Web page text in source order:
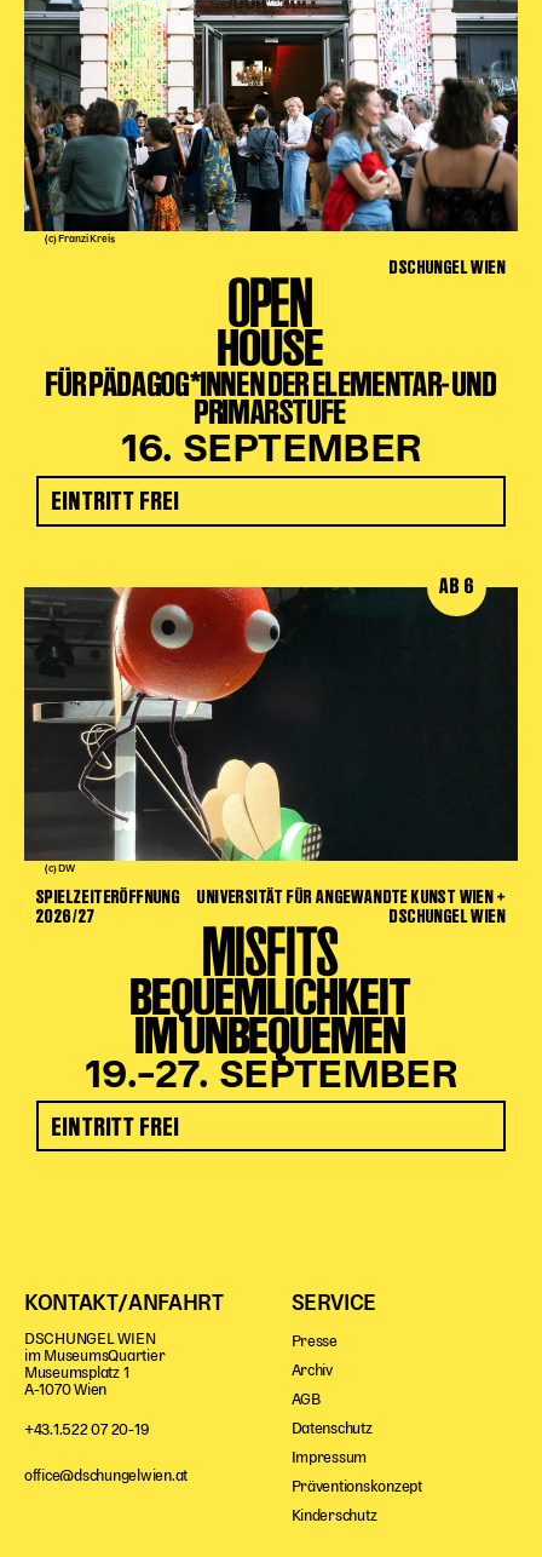
(c) Franzi Kreis
DSCHUNGEL WIEN
OPEN
HOUSE
FÜR PÄDAGOG*INNEN DER ELEMENTAR- UND
PRIMARSTUFE
16. SEPTEMBER
EINTRITT FREI
(c) DW
AB 6
SPIELZEITERÖFFNUNG
2026/27
UNIVERSITÄT FÜR ANGEWANDTE KUNST WIEN +
DSCHUNGEL WIEN
MISFITS
BEQUEMLICHKEIT
IM UNBEQUEMEN
19.–27. SEPTEMBER
EINTRITT FREI
KONTAKT/ANFAHRT
DSCHUNGEL WIEN
im MuseumsQuartier
Museumsplatz 1
A-1070 Wien
+43.1.522 07 20-19
office@dschungelwien.at
SERVICE
Presse
Archiv
AGB
Datenschutz
Impressum
Präventionskonzept
Kinderschutz